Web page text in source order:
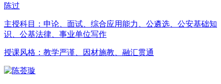
陈过
主授科目： 申论、面试、综合应用能力、公遴选、公安基础知
识、公基法律、事业单位写作
授课风格： 教学严谨、因材施教、融汇贯通